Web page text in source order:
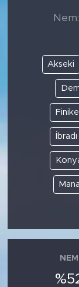
Akseki
Finike
İbradı
NEM